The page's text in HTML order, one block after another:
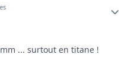
... surtout en titane !